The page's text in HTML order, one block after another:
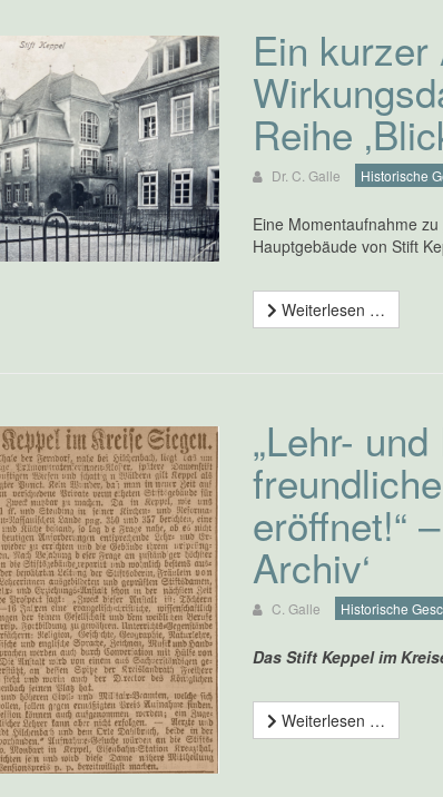
Ein
Reihe
Dr. C. Galle Historische
Eine Momentaufnahme
Hauptgebäude von Stift
Weiterlesen …
„Lehr-
eröffnet!“
Archiv‘
C. Galle Historische
Das Stift Keppel im
Weiterlesen …